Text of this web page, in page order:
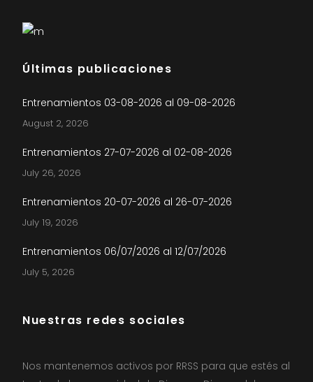
Últimas publicaciones
Entrenamientos 03-08-2026 al 09-08-2026
August 2, 2026
Entrenamientos 27-07-2026 al 02-08-2026
July 26, 2026
Entrenamientos 20-07-2026 al 26-07-2026
July 19, 2026
Entrenamientos 06/07/2026 al 12/07/2026
July 5, 2026
Nuestras redes sociales
Nos mantenemos activos por RRSS para que estés al